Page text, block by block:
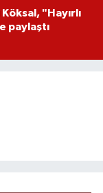
"Hayırlı
paylaştı